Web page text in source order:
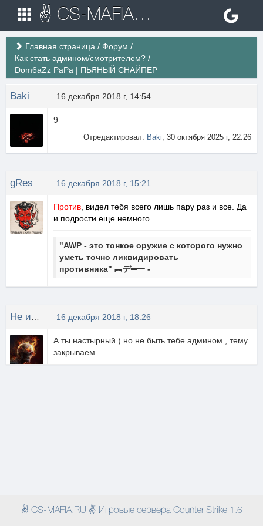
✌ CS-MAFIA.RU ✌ Игровые сервера Counter Strike 1.6
Главная страница / Форум /
Как стать админом/смотрителем? /
Dom6aZz PaPa | ПЬЯНЫЙ СНАЙПЕР
Baki 16 декабря 2018 г, 14:54
9
Отредактировал: Baki, 30 октября 2025 г, 22:26
16 декабря 2018 г, 15:21
Против , видел тебя всего лишь пару раз и все. Да
и подрости еще немного.
"AWP - это тонкое оружие с которого нужно
уметь точно ликвидировать
противника" ︻デ═一 -
16 декабря 2018 г, 18:26
А ты настырный ) но не быть тебе админом , тему
закрываем
✌ CS-MAFIA.RU ✌ Игровые сервера Counter Strike 1.6